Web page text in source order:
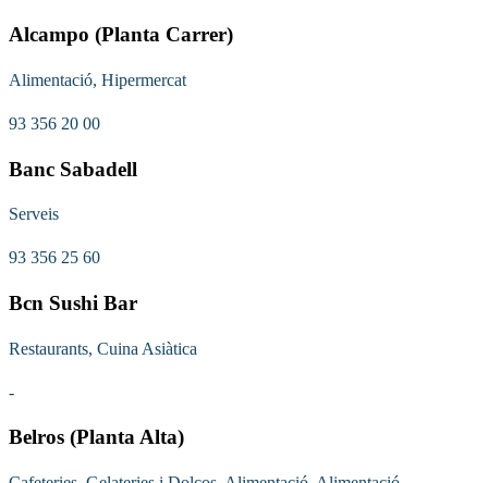
Alcampo (Planta Carrer)
Alimentació, Hipermercat
93 356 20 00
Banc Sabadell
Serveis
93 356 25 60
Bcn Sushi Bar
Restaurants, Cuina Asiàtica
-
Belros (Planta Alta)